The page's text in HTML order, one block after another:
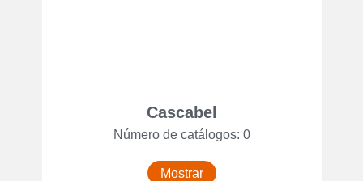
Cascabel
Número de catálogos: 0
Mostrar